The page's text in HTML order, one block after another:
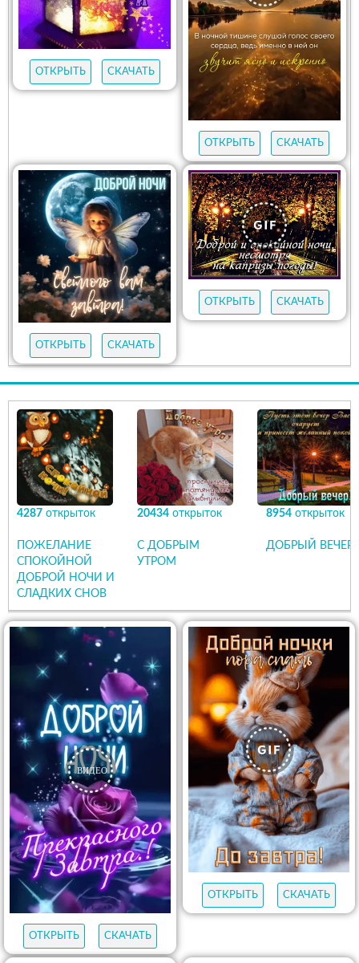
ОТКРЫТЬ СКАЧАТЬ
ОТКРЫТЬ СКАЧАТЬ
ОТКРЫТЬ СКАЧАТЬ
ОТКРЫТЬ СКАЧАТЬ
4287 открыток
ПОЖЕЛАНИЕ
СПОКОЙНОЙ
ДОБРОЙ НОЧИ И
СЛАДКИХ СНОВ
20434 открыток
С ДОБРЫМ
УТРОМ
8954открыток
ДОБРЫЙ ВЕЧЕР
ОТКРЫТЬ СКАЧАТЬ
ОТКРЫТЬ СКАЧАТЬ